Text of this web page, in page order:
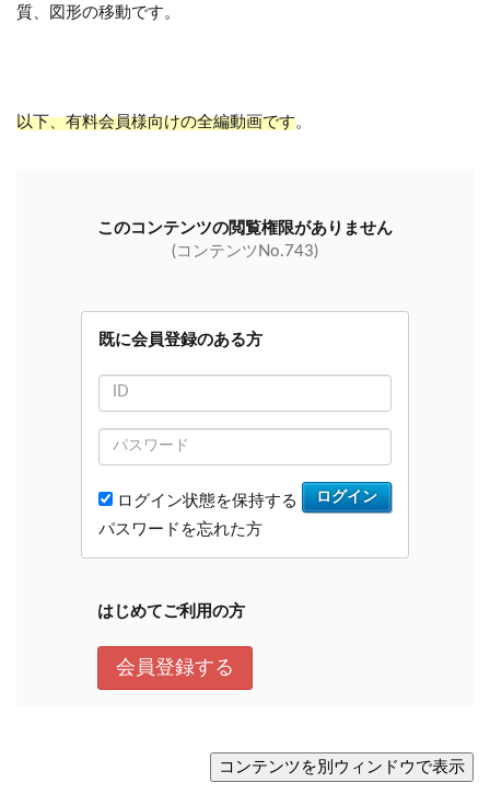
質、図形の移動です。
以下、有料会員様向けの全編動画です。